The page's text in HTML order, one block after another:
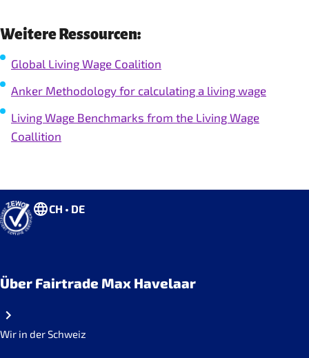
Weitere Ressourcen:
Global Living Wage Coalition
Anker Methodology for calculating a living wage
Living Wage Benchmarks from the Living Wage
Coallition
CH • DE
Über Fairtrade Max Havelaar
Wir in der Schweiz